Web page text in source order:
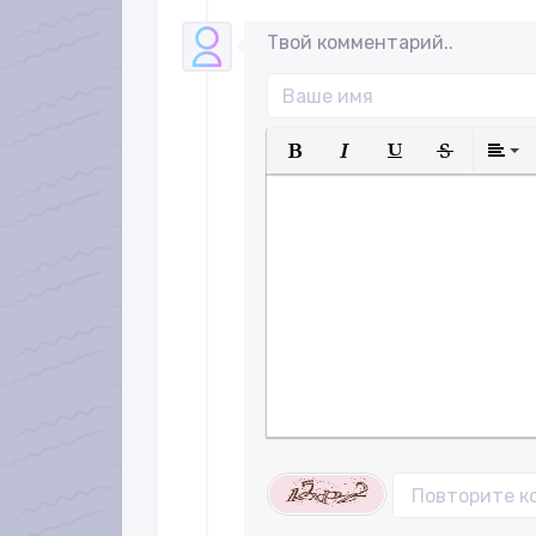
Твой комментарий..
Полужирный
Курсив